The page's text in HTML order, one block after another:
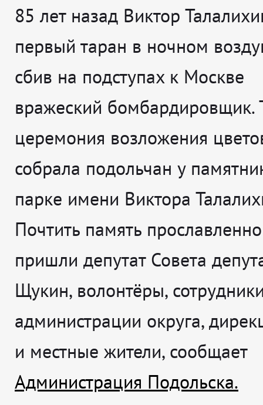
85 лет назад Виктор
первый таран в ночном
сбив на подступах к Москве
вражеский бомбардировщик.
церемония возложения
собрала подольчан у
парке имени Виктора
Почтить память
пришли депутат Совета
Щукин, волонтёры,
администрации округа,
и местные жители, сообщает
Администрация Подольска.